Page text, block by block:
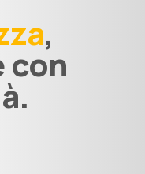
,
con